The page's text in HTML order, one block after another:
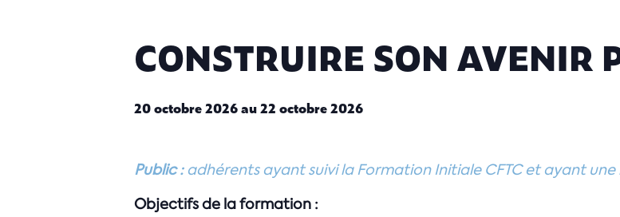
CONSTRUIRE SON AVENIR
20 octobre 2026au22 octobre 2026
Public : adhérents ayant suivi la Formation Initiale CFTC et ayant
Objectifs de la formation :